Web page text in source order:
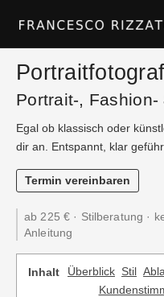
Inhalt
springen
Portrait-,
Egal ob klassisch oder
dir an. Entspannt, klar
Termin vereinbaren
ab 225 € · Stilberatung ·
Anleitung
Inhalt Überblick Stil